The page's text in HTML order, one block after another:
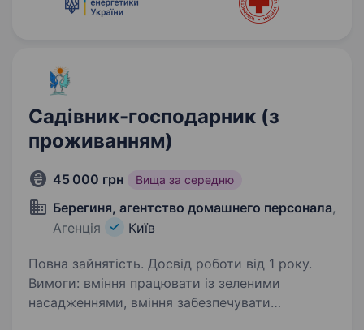
Садівник-господарник (з
проживанням)
45 000 грн Вища за середню
Берегиня, агентство домашнего персонала,
Агенція
Київ
Повна зайнятість. Досвід роботи від 1 року.
Вимоги: вміння працювати із зеленими
насадженнями, вміння забезпечувати